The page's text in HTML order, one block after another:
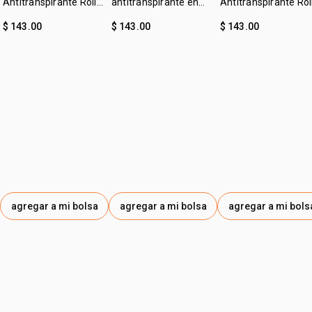
Uniforme
$ 143.00
agregar a mi bolsa
algodón Tododia
$ 143.00
agregar a mi bolsa
Rosa y Agua de
$ 143.00
agregar a mi